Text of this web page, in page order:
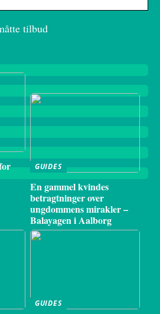
tilbud
GUIDES
En gammel kvindes
betragtninger over
ungdommens mirakler –
Balayagen i Aalborg
GUIDES